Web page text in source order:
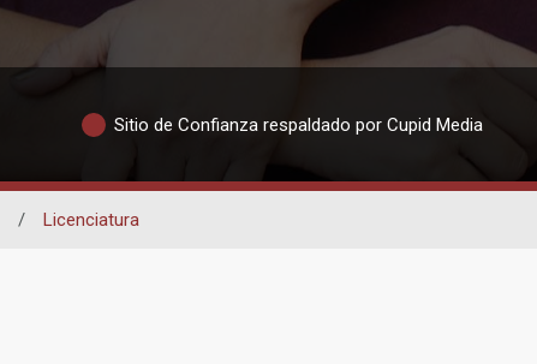
Sitio de Confianza respaldado por Cupid Media
/ Licenciatura